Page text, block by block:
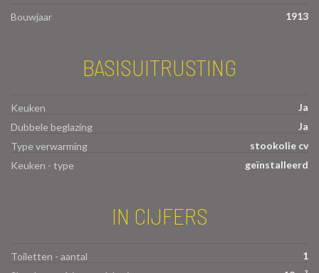
Bouwjaar 1913
BASISUITRUSTING
Keuken
Ja
Dubbele beglazing
Ja
Type verwarming
stookolie cv
Keuken - type
geïnstalleerd
IN CIJFERS
Toiletten - aantal
1